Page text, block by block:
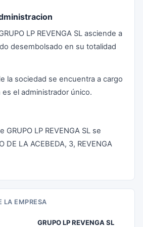
LP REVENGA SL asciende a
desembolsado en su totalidad
la sociedad se encuentra a cargo
es el administrador único.
GRUPO LP REVENGA SL se
DE LA ACEBEDA, 3, REVENGA
LA EMPRESA
GRUPO LP REVENGA SL